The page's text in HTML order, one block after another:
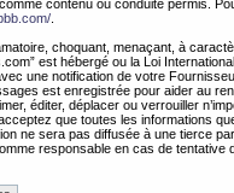
contenu ou conduite permis.
choquant, menaçant, à
est hébergé ou la Loi
une notification de votre
est enregistrée pour aider au
éditer, déplacer ou verrouiller
que toutes les informations
ne sera pas diffusée à une tierce
responsable en cas de tentative